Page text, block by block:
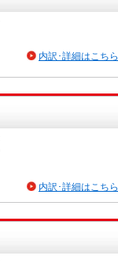
内訳･詳細はこちら
内訳･詳細はこちら